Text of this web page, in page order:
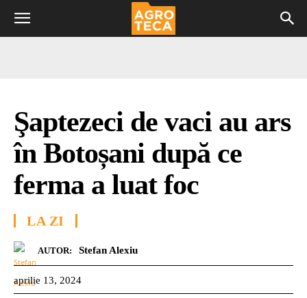
Şaptezeci de vaci au ars
în Botoșani după ce
ferma a luat foc
LA ZI
AUTOR: Stefan Alexiu
aprilie 13, 2024